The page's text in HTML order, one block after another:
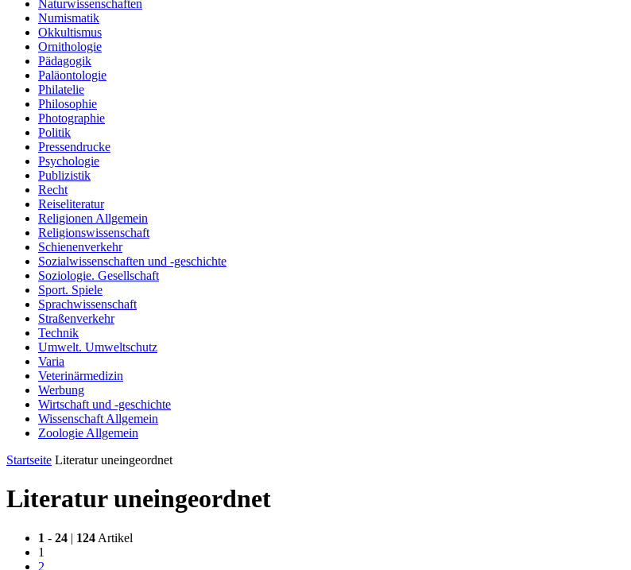
Naturwissenschaften
Numismatik
Okkultismus
Ornithologie
Pädagogik
Paläontologie
Philatelie
Philosophie
Photographie
Politik
Pressendrucke
Psychologie
Publizistik
Recht
Reiseliteratur
Religionen Allgemein
Religionswissenschaft
Schienenverkehr
Sozialwissenschaften und -geschichte
Soziologie. Gesellschaft
Sport. Spiele
Sprachwissenschaft
Straßenverkehr
Technik
Umwelt. Umweltschutz
Varia
Veterinärmedizin
Werbung
Wirtschaft und -geschichte
Wissenschaft Allgemein
Zoologie Allgemein
Startseite Literatur uneingeordnet
Literatur uneingeordnet
1 - 24 | 124 Artikel
1
2